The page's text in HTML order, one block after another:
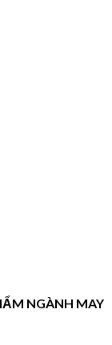
NGÀNH MAY